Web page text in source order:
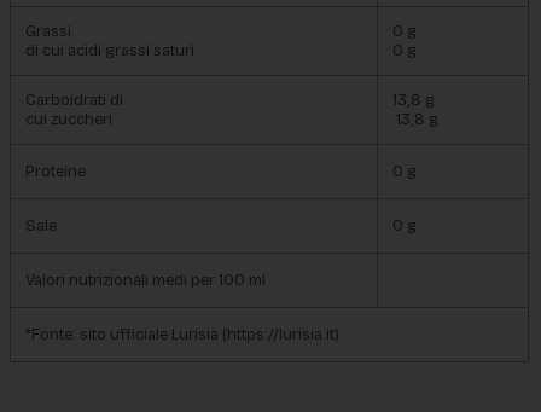
Grassi
di cui acidi grassi saturi
0 g
0 g
Carboidrati di
cui zuccheri
13,8 g
13,8 g
Proteine 0 g
Sale 0 g
Valori nutrizionali medi per 100 ml
*Fonte: sito ufficiale Lurisia (https://lurisia.it)